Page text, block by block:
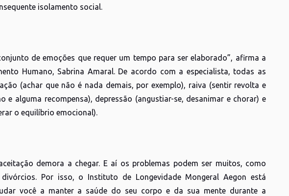
isolamento social.
de emoções que requer um tempo para ser elaborado”, afirma a
Humano, Sabrina Amaral. De acordo com a especialista, todas as
(achar que não é nada demais, por exemplo), raiva (sentir revolta e
e alguma recompensa), depressão (angustiar-se, desanimar e chorar) e
o equilíbrio emocional).
demora a chegar. E aí os problemas podem ser muitos, como
Por isso, o Instituto de Longevidade Mongeral Aegon está
você a manter a saúde do seu corpo e da sua mente durante a